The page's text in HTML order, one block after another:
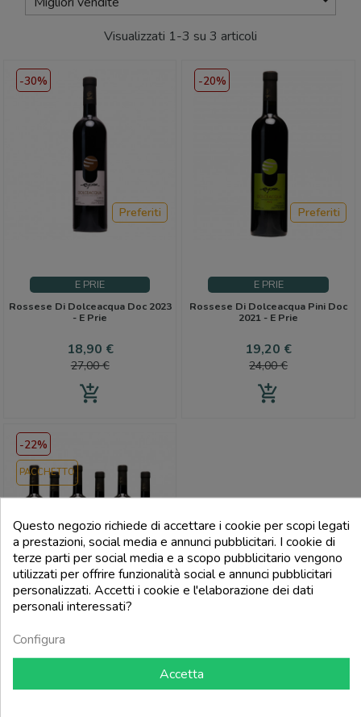
Visualizzati 1-3 su 3 articoli
E PRIE
Rossese Di Dolceacqua Doc 2023
- E Prie
Prezzo
18,90 €Prezzo
27,00 €
Preferiti
add_shopping_cart
-30%
E PRIE
Rossese Di Dolceacqua Pini Doc
2021 - E Prie
Prezzo
19,20 €Prezzo
24,00 €
Preferiti
add_shopping_cart
-20%
Rossese Di Dolceacqua Pini Doc
-22%
PACCHETTO
Questo negozio richiede di accettare i cookie per scopi legati
a prestazioni, social media e annunci pubblicitari. I cookie di
terze parti per social media e a scopo pubblicitario vengono
utilizzati per offrire funzionalità social e annunci pubblicitari
personalizzati. Accetti i cookie e l'elaborazione dei dati
personali interessati?
Configura
Accetta